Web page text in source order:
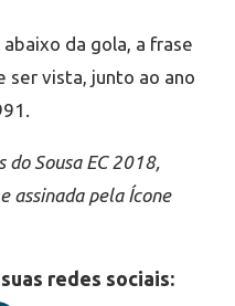
da gola, a frase
ser vista, junto ao ano
do Sousa EC 2018,
assinada pela Ícone
redes sociais: